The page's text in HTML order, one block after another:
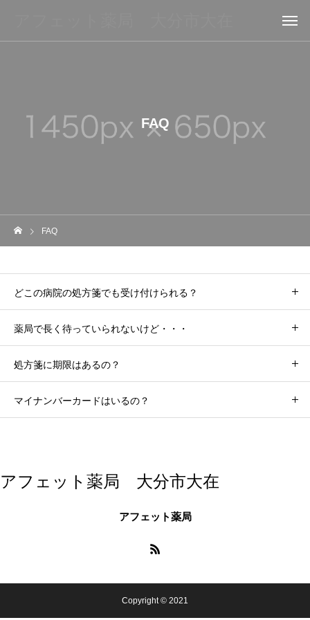
FAQ
FAQ
どこの病院の処方箋でも受け付けられる？
薬局で長く待っていられないけど・・・
処方箋に期限はあるの？
マイナンバーカードはいるの？
アフェット薬局 大分市大在
アフェット薬局
Copyright © 2021